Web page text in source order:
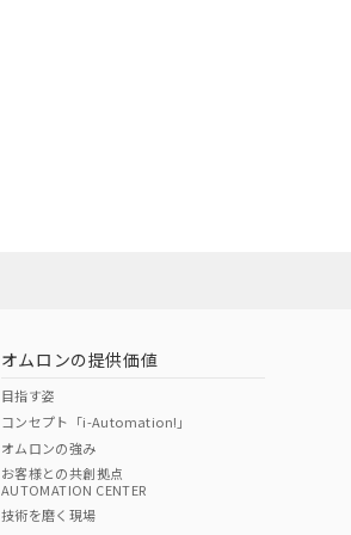
オムロンの提供価値
目指す姿
コンセプト「i-Automation!」
オムロンの強み
お客様との共創拠点
AUTOMATION CENTER
技術を磨く現場